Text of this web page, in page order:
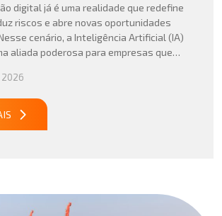
digital já é uma realidade que redefine
riscos e abre novas oportunidades
cenário, a Inteligência Artificial (IA)
aliada poderosa para empresas que
internacionais. Mais do que automatizar
sendo aplicada para interpretar dados